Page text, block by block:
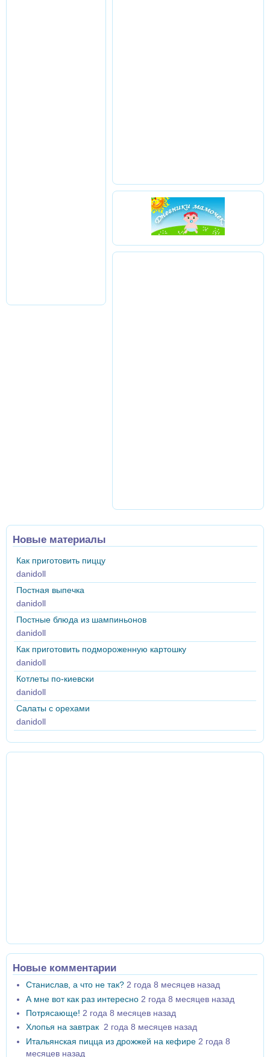
Новые материалы
Как приготовить пиццу
danidoll
Постная выпечка
danidoll
Постные блюда из шампиньонов
danidoll
Как приготовить подмороженную картошку
danidoll
Котлеты по-киевски
danidoll
Салаты с орехами
danidoll
Новые комментарии
Станислав, а что не так? 2 года 8 месяцев назад
А мне вот как раз интересно 2 года 8 месяцев назад
Потрясающе! 2 года 8 месяцев назад
Хлопья на завтрак 2 года 8 месяцев назад
Итальянская пицца из дрожжей на кефире 2 года 8
месяцев назад